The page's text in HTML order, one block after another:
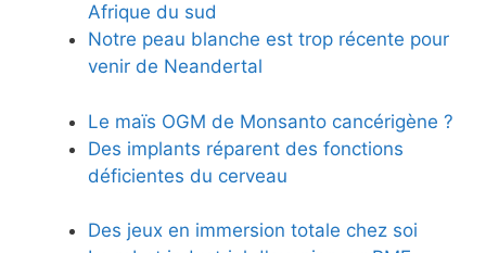
Afrique du sud
Notre peau blanche est trop récente pour
venir de Neandertal
Le maïs OGM de Monsanto cancérigène ?
Des implants réparent des fonctions
déficientes du cerveau
Des jeux en immersion totale chez soi